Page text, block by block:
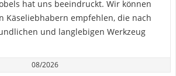
hat uns beeindruckt. Wir können
Käseliebhabern empfehlen, die nach
und langlebigen Werkzeug
08/2026